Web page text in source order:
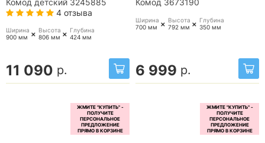
Комод детский 3245885
4 отзыва
Ширина
900 мм+Высота
806 мм+Глубина
424 мм
11 090 р.
Комод 3673190
Ширина
700 мм+Высота
792 мм+Глубина
350 мм
6 999 р.